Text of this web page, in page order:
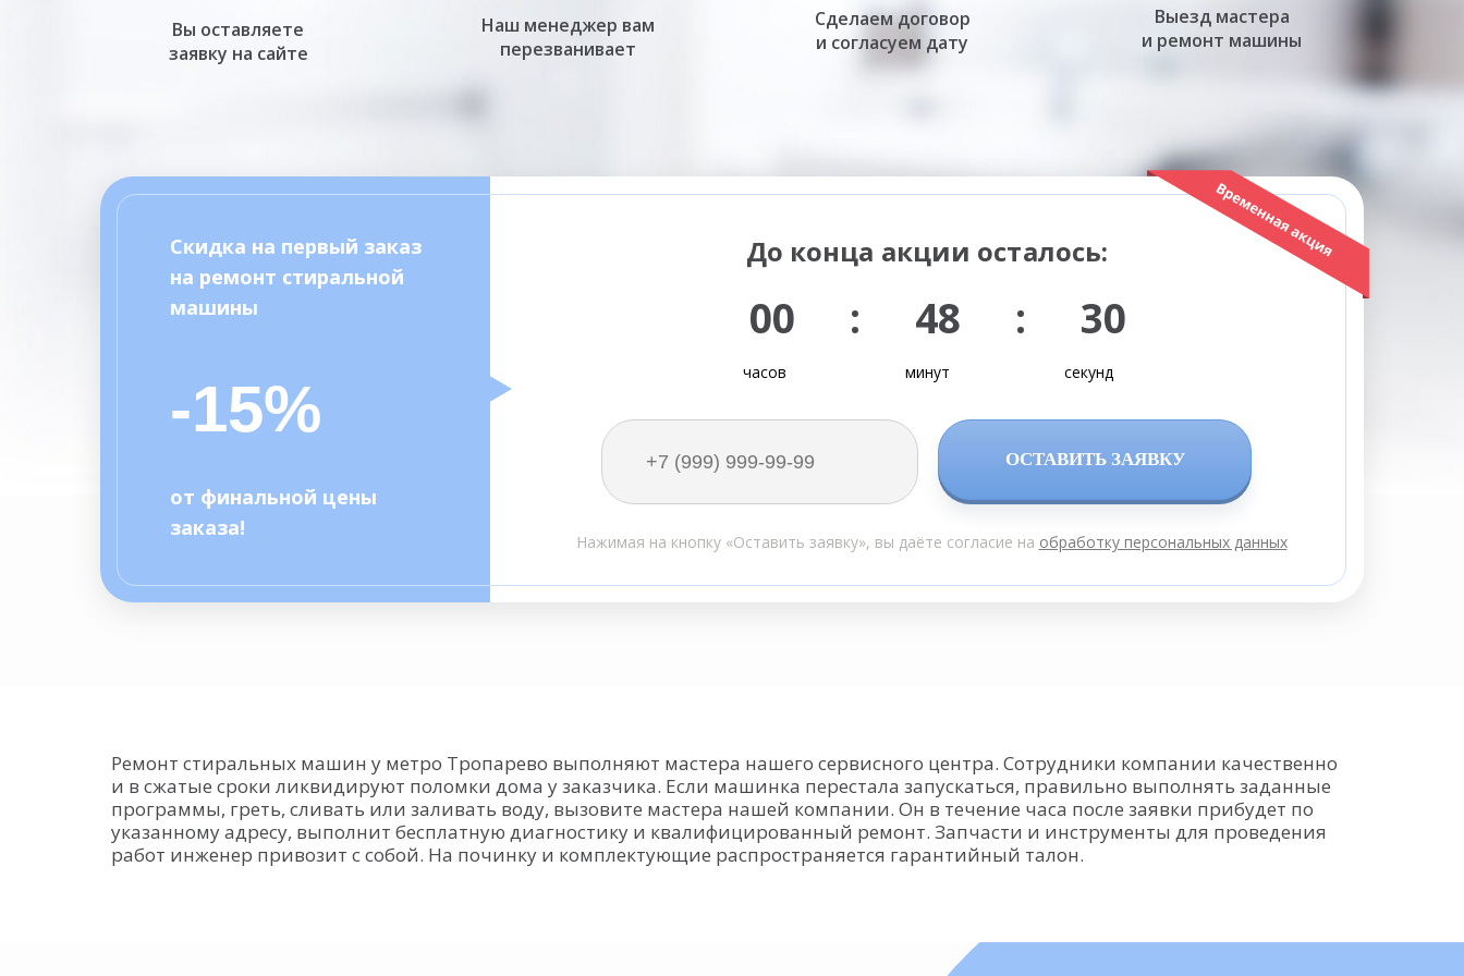
00 : 48 : 29
До конца акции осталось:
Скидка на первый заказ
на ремонт стиральной
машины
от финальной цены
заказа!
-15%
ОСТАВИТЬ ЗАЯВКУ
Нажимая на кнопку «Оставить заявку», вы даёте согласие на обработку персональных данных
секунд
минут
часов
Выезд мастера
и ремонт машины
Сделаем договор
и согласуем дату
Наш менеджер вам
перезванивает
Вы оставляете
заявку на сайте
Ремонт стиральных машин у метро Тропарево выполняют мастера нашего сервисного центра. Сотрудники компании качественно
и в сжатые сроки ликвидируют поломки дома у заказчика. Если машинка перестала запускаться, правильно выполнять заданные
программы, греть, сливать или заливать воду, вызовите мастера нашей компании. Он в течение часа после заявки прибудет по
указанному адресу, выполнит бесплатную диагностику и квалифицированный ремонт. Запчасти и инструменты для проведения
работ инженер привозит с собой. На починку и комплектующие распространяется гарантийный талон.